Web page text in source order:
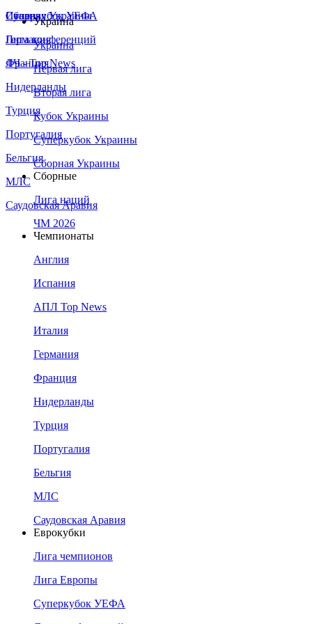
Сборная Украины
Италия
Германия
Франция
Нидерланды
Турция
Португалия
Бельгия
МЛС
Саудовская Аравия
Суперкубок УЕФА
Лига конференций
ЛЧ - Top News
Украина
Украина
Первая лига
Вторая лига
Кубок Украины
Суперкубок Украины
Сборная Украины
Сборные
Лига наций
ЧМ 2026
Чемпионаты
Англия
Испания
АПЛ Top News
Италия
Германия
Франция
Нидерланды
Турция
Португалия
Бельгия
МЛС
Саудовская Аравия
Еврокубки
Лига чемпионов
Лига Европы
Суперкубок УЕФА